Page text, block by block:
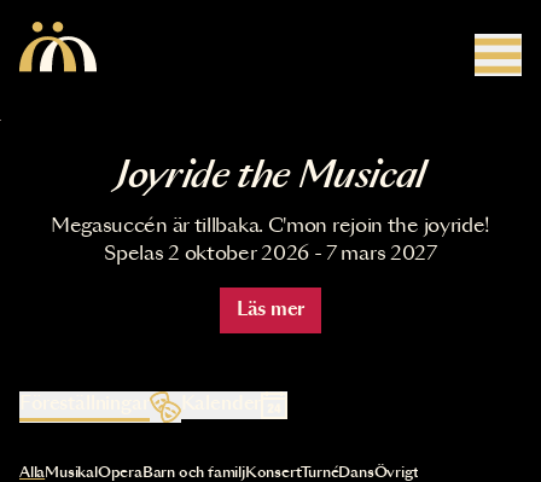
Joyride the Musical
Megasuccén är tillbaka. C'mon rejoin the joyride!
Spelas 2 oktober 2026 - 7 mars 2027
Läs mer
Kalender
Val av kategori uppdaterar innehållet automatiskt
AllaMusikal OperaBarn och familjKonsertTurnéDansÖvrigt